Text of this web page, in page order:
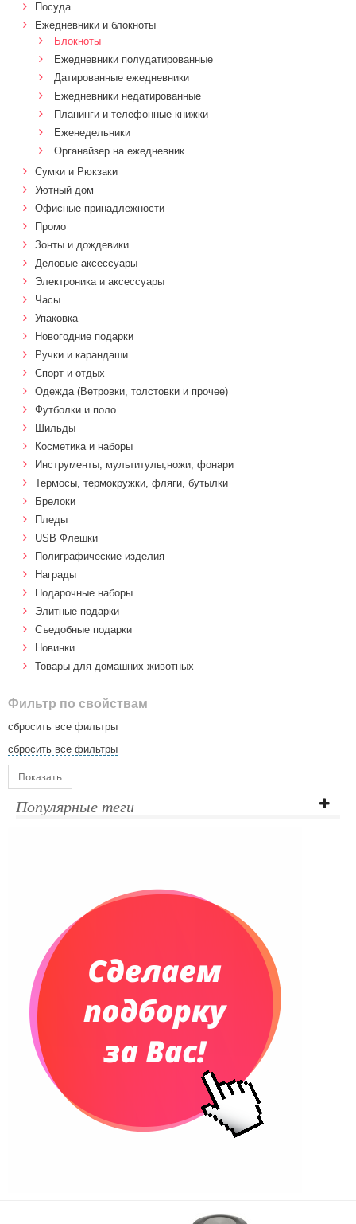
Посуда
Ежедневники и блокноты
Блокноты
Ежедневники полудатированные
Датированные ежедневники
Ежедневники недатированные
Планинги и телефонные книжки
Еженедельники
Органайзер на ежедневник
Сумки и Рюкзаки
Уютный дом
Офисные принадлежности
Промо
Зонты и дождевики
Деловые аксессуары
Электроника и аксессуары
Часы
Упаковка
Новогодние подарки
Ручки и карандаши
Спорт и отдых
Одежда (Ветровки, толстовки и прочее)
Футболки и поло
Шильды
Косметика и наборы
Инструменты, мультитулы,ножи, фонари
Термосы, термокружки, фляги, бутылки
Брелоки
Пледы
USB Флешки
Полиграфические изделия
Награды
Подарочные наборы
Элитные подарки
Cъедобные подарки
Новинки
Товары для домашних животных
Фильтр по свойствам
сбросить все фильтры
сбросить все фильтры
Показать
Популярные теги